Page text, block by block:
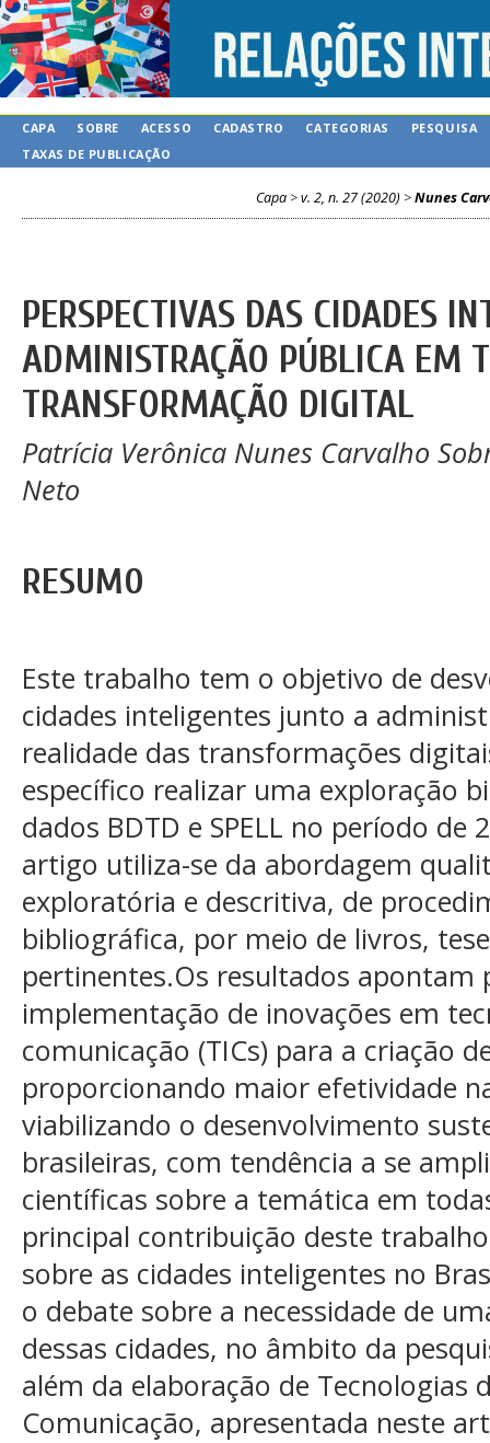
CAPA SOBRE ACESSO CADASTRO CATEGORIAS
PESQUISA
TAXAS DE PUBLICAÇÃO
Capa >v. 2, n. 27 (2020) >Nunes
PERSPECTIVAS DAS CIDADES
ADMINISTRAÇÃO PÚBLICA EM
TRANSFORMAÇÃO DIGITAL
Patrícia Verônica Nunes Carvalho
Neto
RESUMO
Este trabalho tem o objetivo de
cidades inteligentes junto a
realidade das transformações
específico realizar uma exploração
dados BDTD e SPELL no período de
artigo utiliza-se da abordagem
exploratória e descritiva, de
bibliográfica, por meio de livros,
pertinentes.Os resultados apontam
implementação de inovações em
comunicação (TICs) para a criação
proporcionando maior efetividade
viabilizando o desenvolvimento
brasileiras, com tendência a se
científicas sobre a temática em
principal contribuição deste
sobre as cidades inteligentes no
o debate sobre a necessidade de
dessas cidades, no âmbito da
além da elaboração de Tecnologias
Comunicação, apresentada neste